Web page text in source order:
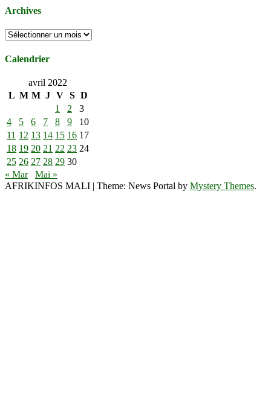
Archives
Archives
Calendrier
avril 2022
L M M J V S D
1
2
3
4
5 6 7 8 9
10
11 12 13 14 15 16 17
18 19 20 21 22 23 24
25 26 27 28 29 30
« Mar
Mai »
AFRIKINFOS MALI | Theme: News Portal by Mystery Themes.